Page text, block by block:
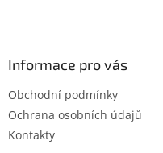
Informace pro vás
Obchodní podmínky
Ochrana osobních údajů
Kontakty